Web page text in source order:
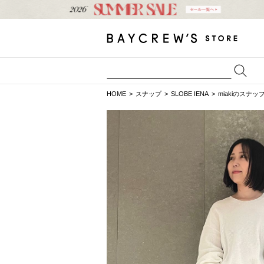
HOME スナップ SLOBE IENA miakiのスナッ